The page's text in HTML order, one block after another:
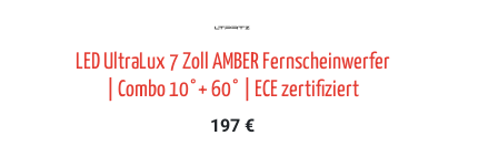
LED UltraLux 7 Zoll AMBER Fernscheinwerfer
| Combo 10°+ 60° | ECE zertifiziert
197 €